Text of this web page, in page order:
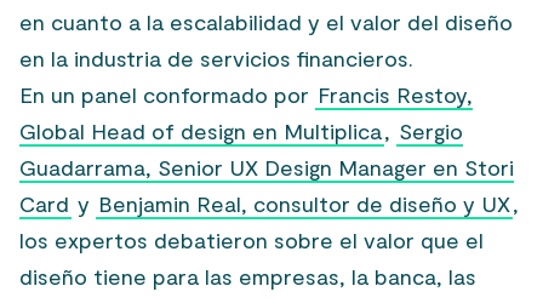
en cuanto a la escalabilidad y el valor del diseño
en la industria de servicios financieros.
En un panel conformado por Francis Restoy,
Global Head of design en Multiplica, Sergio
Guadarrama, Senior UX Design Manager en Stori
Card y Benjamin Real, consultor de diseño y UX,
los expertos debatieron sobre el valor que el
diseño tiene para las empresas, la banca, las